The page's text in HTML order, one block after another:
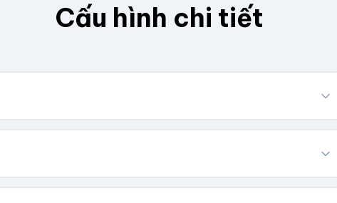
Cấu hình chi tiết
Chúng tôi sẽ tính toán kích thước tổng thể.
Cao (cm)